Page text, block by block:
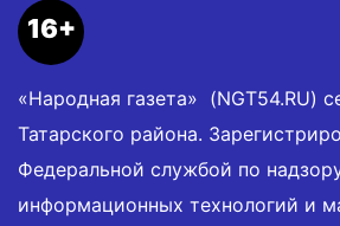
16+
«Народная газета» (NGT54.RU)
Татарского района.
Федеральной службой по
информационных технологий и